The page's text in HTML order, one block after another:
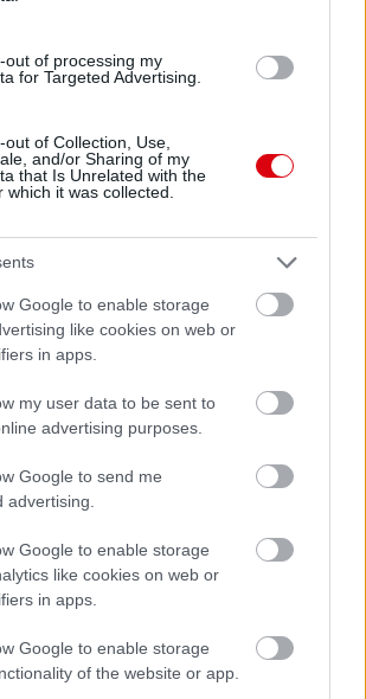
out of processing my
for Targeted Advertising.
of Collection, Use,
and/or Sharing of my
that Is Unrelated with the
which it was collected.
Google to enable storage
like cookies on web or
in apps.
my user data to be sent to
advertising purposes.
Google to send me
advertising.
Google to enable storage
like cookies on web or
in apps.
Google to enable storage
of the website or app.
4. mérkőzés
United
Támogasd adományoddal
működését!